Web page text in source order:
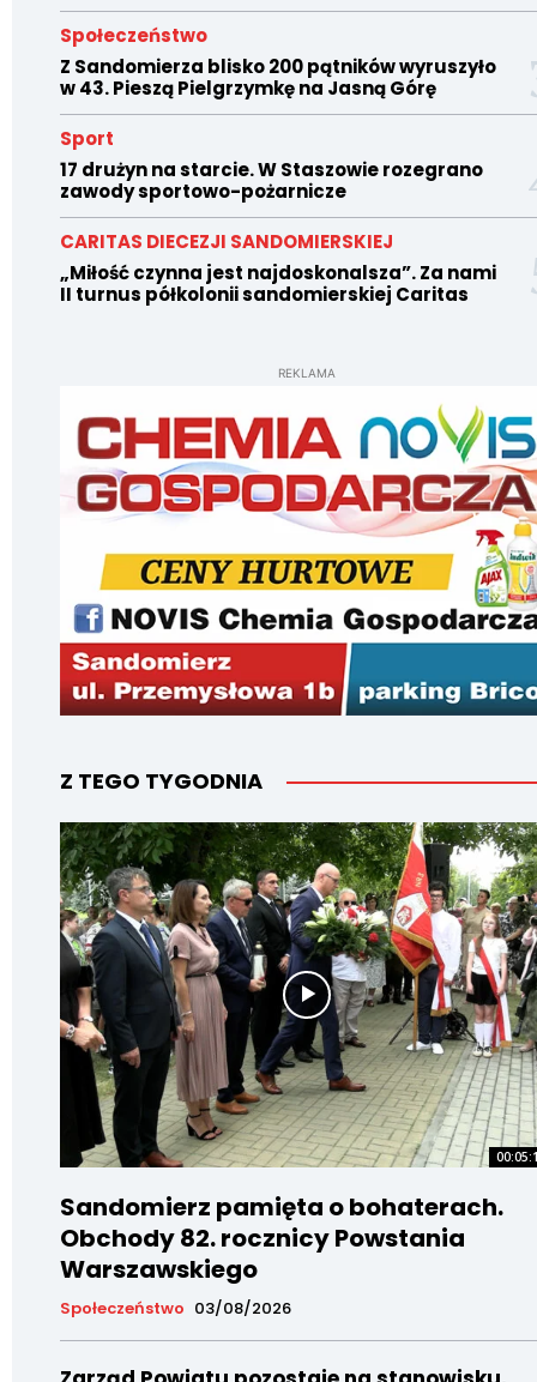
Społeczeństwo
Z Sandomierza blisko 200 pątników wyruszyło
w 43. Pieszą Pielgrzymkę na Jasną Górę
Sport
17 drużyn na starcie. W Staszowie rozegrano
zawody sportowo-pożarnicze
CARITAS DIECEZJI SANDOMIERSKIEJ
„Miłość czynna jest najdoskonalsza”. Za nami
II turnus półkolonii sandomierskiej Caritas
REKLAMA
Z TEGO TYGODNIA
Sandomierz pamięta o bohaterach.
Obchody 82. rocznicy Powstania
Warszawskiego
Społeczeństwo 03/08/2026